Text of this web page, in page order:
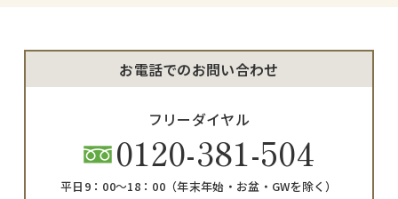
お電話でのお問い合わせ
フリーダイヤル
0120-381-504
平日9：00〜18：00 （年末年始・お盆・GWを除く）